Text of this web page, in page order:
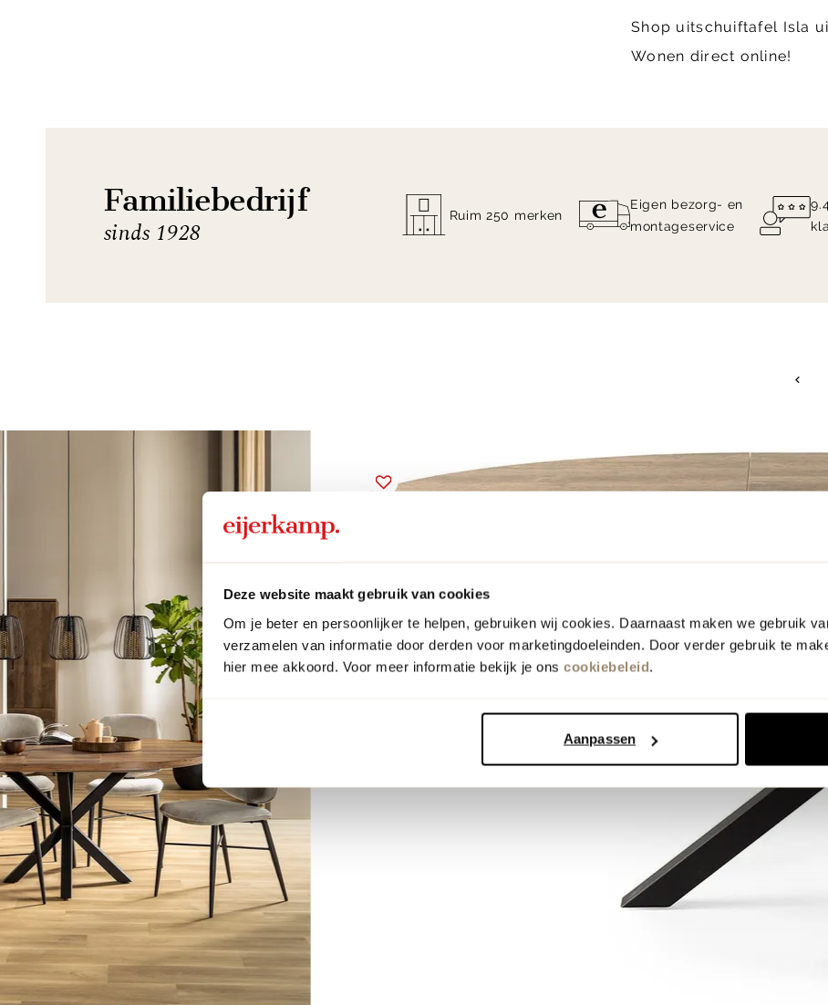
Deze website maakt gebruik van cookies
Om je beter en persoonlijker te helpen, gebruiken wij cookies. Daarnaast maken we gebruik
verzamelen van informatie door derden voor marketingdoeleinden. Door verder gebruik te
hier mee akkoord. Voor meer informatie bekijk je ons cookiebeleid.
Aanpassen
Shop uitschuiftafel Isla
Wonen direct online!
Familiebedrijf
sinds 1928
Ruim 250 merken
Eigen bezorg- en
montageservice